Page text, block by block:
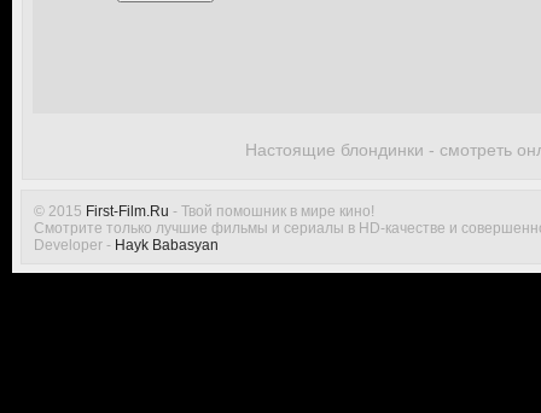
Настоящие блондинки - смотреть
© 2015 First-Film.Ru - Твой помошник в мире кино!
Смотрите только лучшие фильмы и сериалы в HD-качестве и
Developer - Hayk Babasyan